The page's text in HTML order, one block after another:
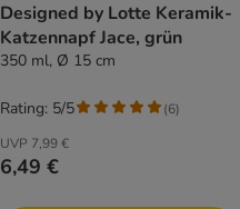
Designed by Lotte Keramik-
Katzennapf Jace, grün
350 ml, Ø 15 cm
UVP 7,99 €
6,49 €
Rating: 5/5 (6)